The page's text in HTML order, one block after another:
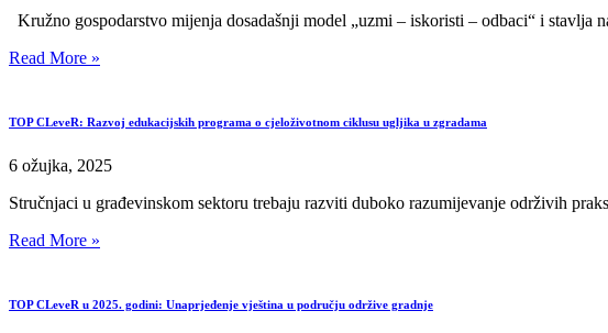
Kružno gospodarstvo mijenja dosadašnji model „uzmi – iskoristi – odbaci“ i
Read More »
TOP CLeveR: Razvoj edukacijskih programa o cjeloživotnom ciklusu ugljika u zgradama
6 ožujka, 2025
Stručnjaci u građevinskom sektoru trebaju razviti duboko razumijevanje održivih
Read More »
TOP CLeveR u 2025. godini: Unaprjeđenje vještina u području održive gradnje